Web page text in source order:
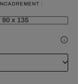
:
90 x 135